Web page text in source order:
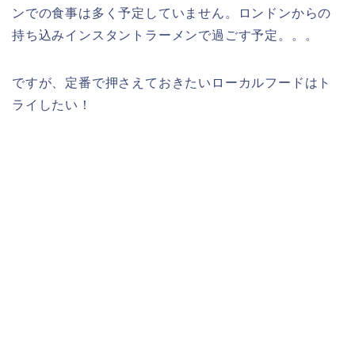
ンでの食事は多く予定していません。ロンドンからの
持ち込みインスタントラーメンで過ごす予定。。。
ですが、定番で押さえておきたいローカルフードはト
ライしたい！